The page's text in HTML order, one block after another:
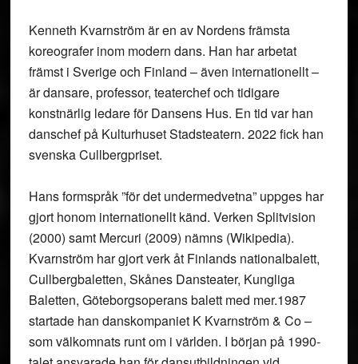
Kenneth Kvarnström är en av Nordens främsta
koreografer inom modern dans. Han har arbetat
främst i Sverige och Finland – även internationellt –
är dansare, professor, teaterchef och tidigare
konstnärlig ledare för Dansens Hus. En tid var han
danschef på Kulturhuset Stadsteatern. 2022 fick han
svenska Cullbergpriset.
Hans formspråk ”för det undermedvetna” uppges har
gjort honom internationellt känd. Verken Splitvision
(2000) samt Mercuri (2009) nämns (Wikipedia).
Kvarnström har gjort verk åt Finlands nationalbalett,
Cullbergbaletten, Skånes Dansteater, Kungliga
Baletten, Göteborgsoperans balett med mer.1987
startade han danskompaniet K Kvarnström & Co –
som välkomnats runt om i världen. I början på 1990-